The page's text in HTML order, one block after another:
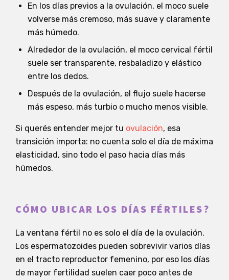
En los días previos a la ovulación, el moco suele
volverse más cremoso, más suave y claramente
más húmedo.
Alrededor de la ovulación, el moco cervical fértil
suele ser transparente, resbaladizo y elástico
entre los dedos.
Después de la ovulación, el flujo suele hacerse
más espeso, más turbio o mucho menos visible.
Si querés entender mejor tu ovulación, esa
transición importa: no cuenta solo el día de máxima
elasticidad, sino todo el paso hacia días más
húmedos.
CÓMO UBICAR LOS DÍAS FÉRTILES?
La ventana fértil no es solo el día de la ovulación.
Los espermatozoides pueden sobrevivir varios días
en el tracto reproductor femenino, por eso los días
de mayor fertilidad suelen caer poco antes de